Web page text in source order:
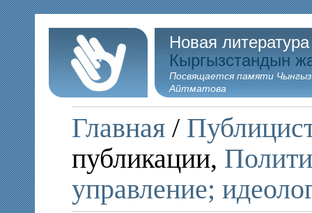
Новая
Кыргызстандын
Посвящается памяти
Айтматова
Главная /
публикации,
управление;